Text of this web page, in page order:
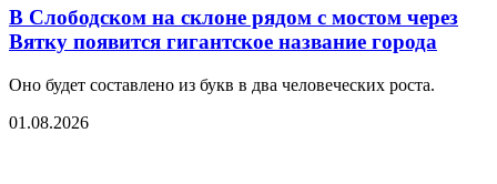
В Слободском на склоне рядом с мостом через
Вятку появится гигантское название города
Оно будет составлено из букв в два человеческих роста.
01.08.2026